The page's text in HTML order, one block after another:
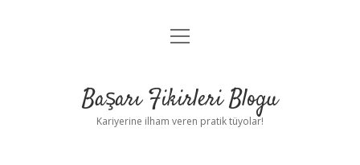
Anasayfa
Yasal Uyarı
menüyü
Başarı Fikirleri Blogu
Kariyerine ilham veren pratik tüyolar!